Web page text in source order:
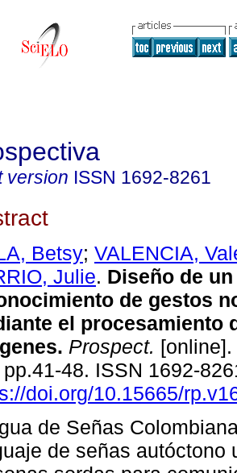
version ISSN 1692-8261
Betsy; VALENCIA,
Julie. Diseño de
de gestos
el procesamiento
Prospect.
pp.41-48. ISSN 1692-
doi.org/10.15665/
de Señas
de señas autóctono